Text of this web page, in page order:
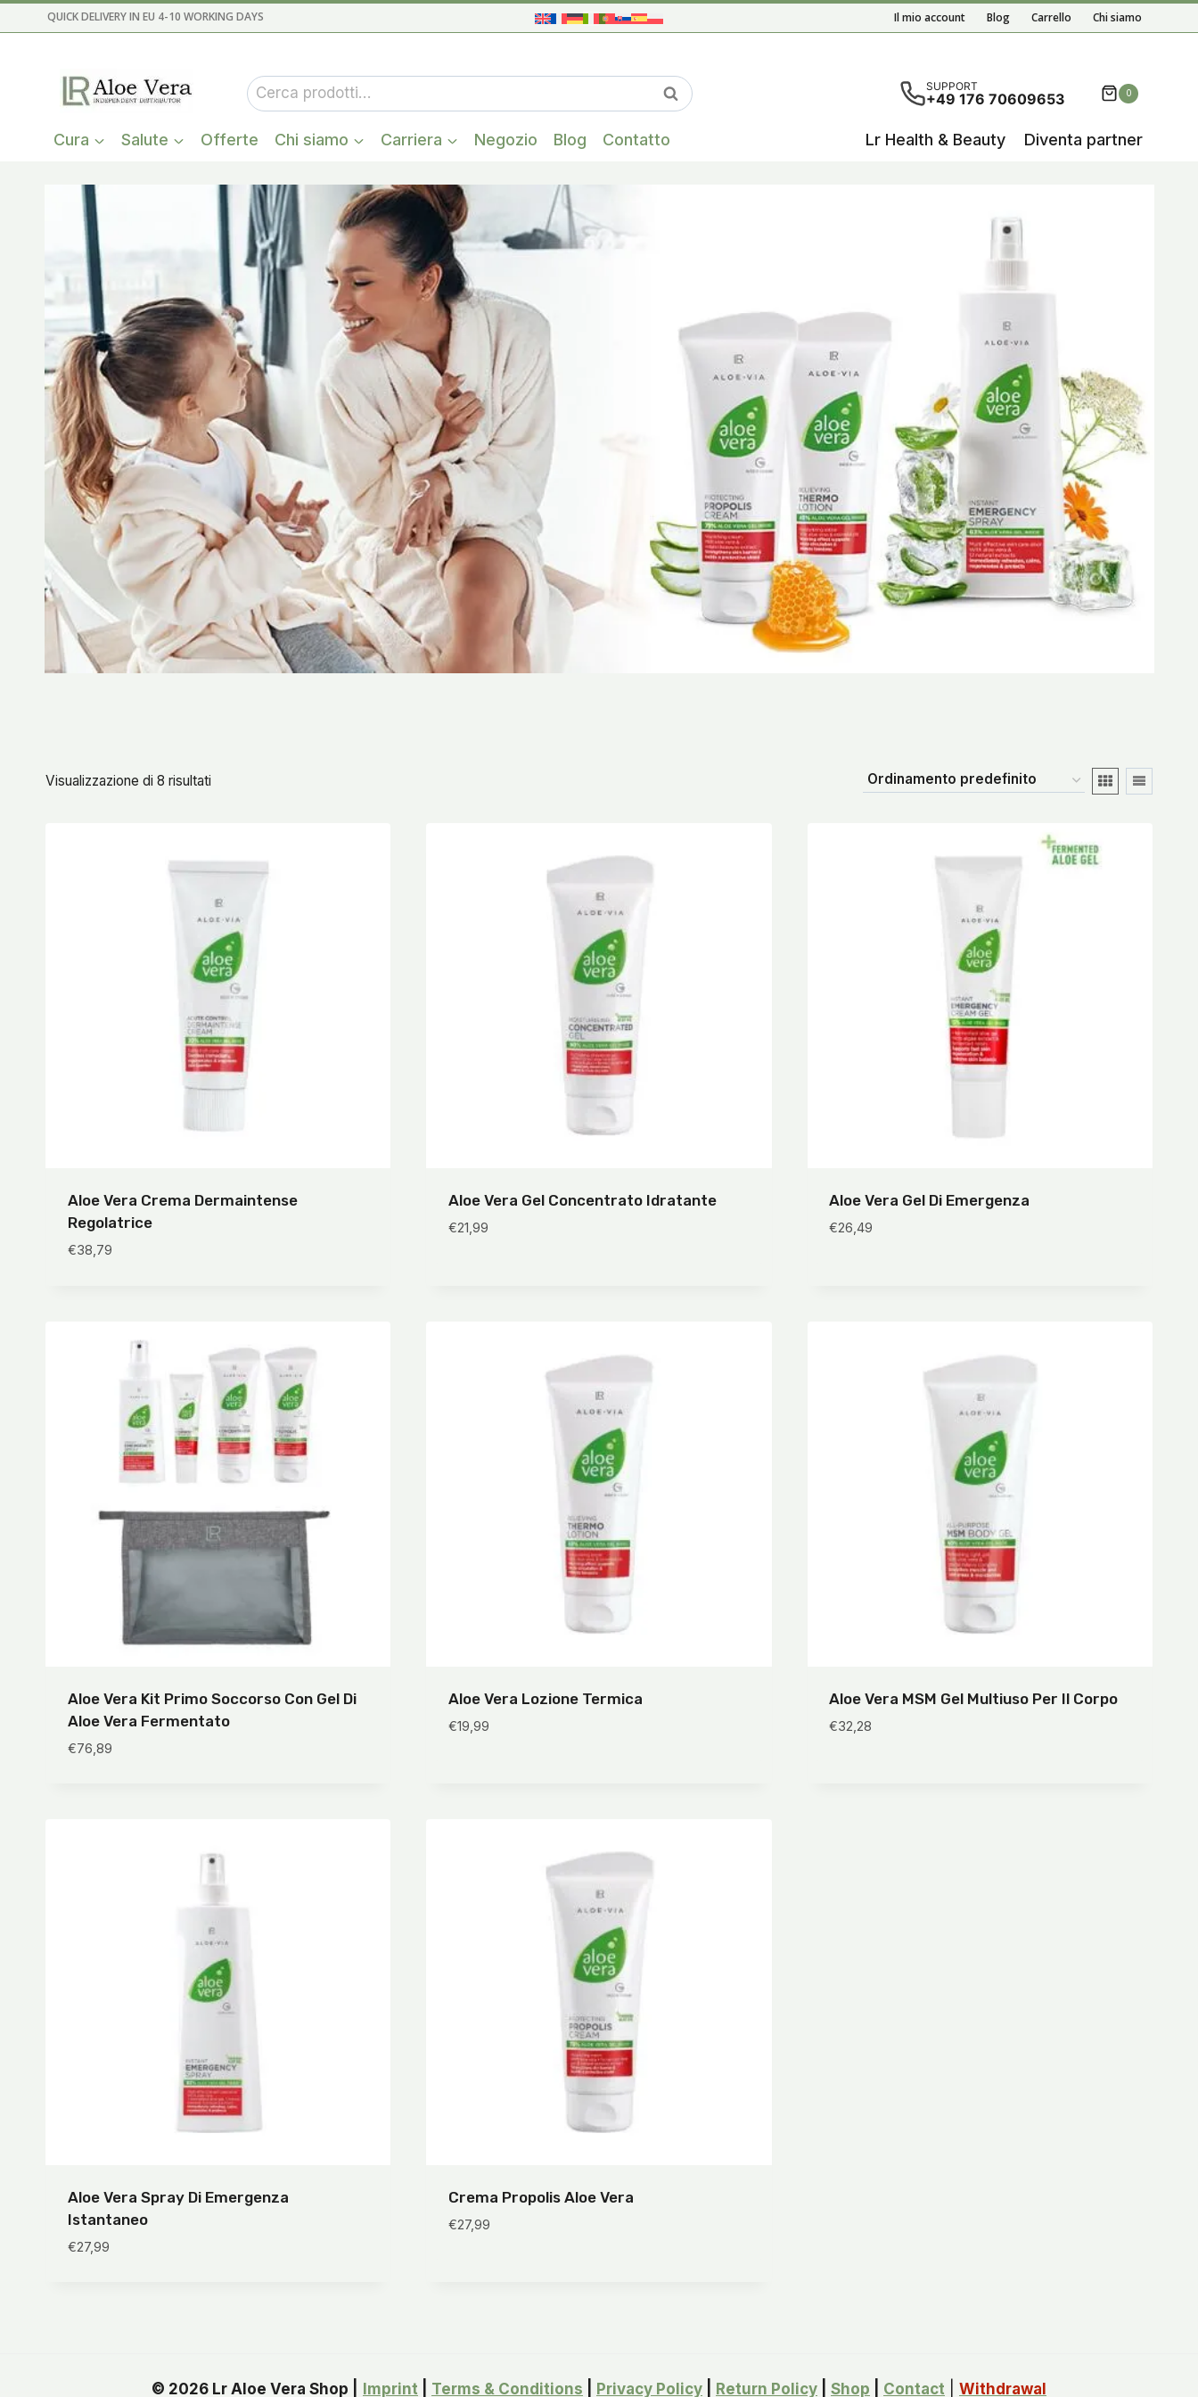
al
QUICK DELIVERY IN EU 4-10 WORKING DAYS Il mio account Blog Carrello Chi siamo
Cerca: Cerca Una volta che i risultati del completamento automatico sono
SUPPORT
+49 176 70609653 0
Cura Salute Offerte Chi siamo Carriera Negozio Blog Contatto Lr Health & Beauty Diventa partner
Visualizzazione di 8 risultati
Aloe Vera Crema Dermaintense
Regolatrice
€38,79
Aloe Vera Gel Concentrato Idratante
€21,99
Aloe Vera Gel Di Emergenza
€26,49
Aloe Vera Kit Primo Soccorso Con Gel Di
Aloe Vera Fermentato
€76,89
Aloe Vera Lozione Termica
€19,99
Aloe Vera MSM Gel Multiuso Per Il Corpo
€32,28
Aloe Vera Spray Di Emergenza
Istantaneo
€27,99
Crema Propolis Aloe Vera
€27,99
© 2026 Lr Aloe Vera Shop | Imprint Terms & Conditions Privacy Policy Return Policy Shop Contact Withdrawal